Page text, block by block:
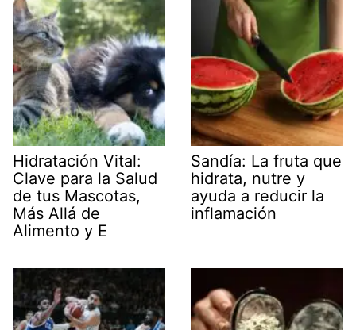
Hidratación Vital:
Clave para la Salud
de tus Mascotas,
Más Allá de
Alimento y E
Sandía: La fruta que
hidrata, nutre y
ayuda a reducir la
inflamación